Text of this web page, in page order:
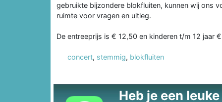
gebruikte bijzondere blokfluiten, kunnen wij ons
ruimte voor vragen en uitleg.
De entreeprijs is € 12,50 en kinderen t/m 12 jaar
concert, stemmig, blokfluiten
Heb je een